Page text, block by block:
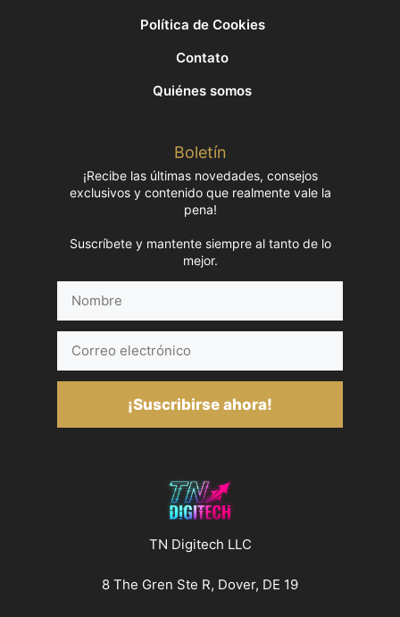
Política de Cookies
Contato
Quiénes somos
Boletín
¡Recibe las últimas novedades, consejos
exclusivos y contenido que realmente vale la
pena!
Suscríbete y mantente siempre al tanto de lo
mejor.
electrónico
¡Suscribirse ahora!
TN Digitech LLC
8 The Gren Ste R, Dover, DE 19